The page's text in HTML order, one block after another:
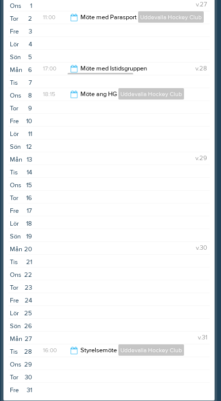
1
Ons
v.27
2
Tor 11:00 Möte med Parasport Uddevalla Hockey Club
3
Fre
4
Lör
5
Sön
6
Mån v.28
17:00
Möte med Istidsgruppen
18:30
7
Tis
8
Ons 18:15 Möte ang HG Uddevalla Hockey Club
9
Tor
10
Fre
11
Lör
12
Sön
13
Mån
v.29
14
Tis
15
Ons
16
Tor
17
Fre
18
Lör
19
Sön
20
Mån
v.30
21
Tis
22
Ons
23
Tor
24
Fre
25
Lör
26
Sön
27
Mån
v.31
28
Tis 16:00 Styrelsemöte Uddevalla Hockey Club
29
Ons
30
Tor
31
Fre